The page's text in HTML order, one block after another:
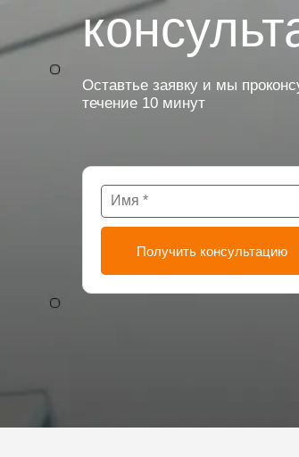
Оставтье заявку и мы
течение 10 минут